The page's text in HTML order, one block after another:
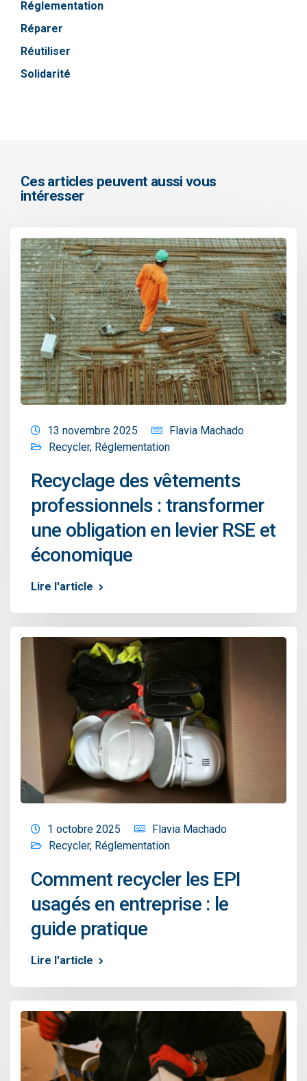
Réglementation
Réparer
Réutiliser
Solidarité
Ces articles peuvent aussi vous
intéresser
13 novembre 2025
Flavia Machado
Recycler, Réglementation
Recyclage des vêtements
professionnels : transformer
une obligation en levier RSE et
économique
Lire l'article
1 octobre 2025
Flavia Machado
Recycler, Réglementation
Comment recycler les EPI
usagés en entreprise : le
guide pratique
Lire l'article